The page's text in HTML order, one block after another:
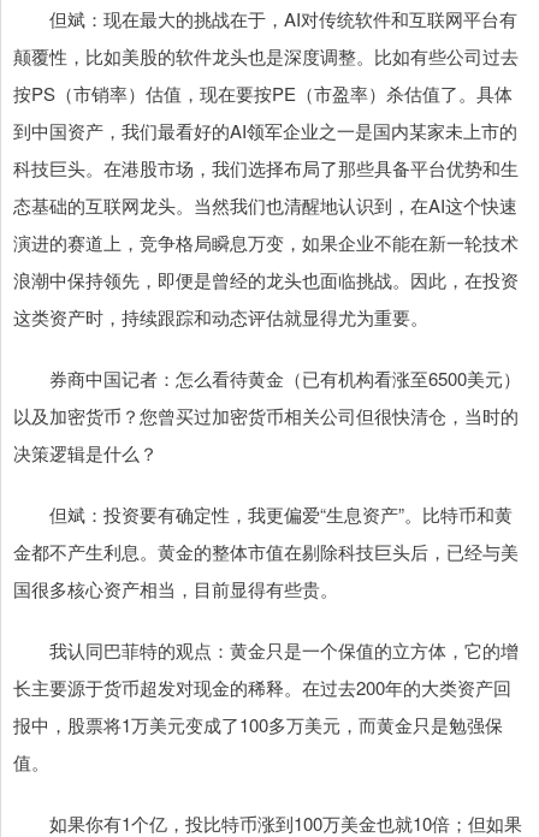
但斌：现在最大的挑战在于，AI对传统软件和互联网平台有
颠覆性，比如美股的软件龙头也是深度调整。比如有些公司过去
按PS（市销率）估值，现在要按PE（市盈率）杀估值了。具体
到中国资产，我们最看好的AI领军企业之一是国内某家未上市的
科技巨头。在港股市场，我们选择布局了那些具备平台优势和生
态基础的互联网龙头。当然我们也清醒地认识到，在AI这个快速
演进的赛道上，竞争格局瞬息万变，如果企业不能在新一轮技术
浪潮中保持领先，即便是曾经的龙头也面临挑战。因此，在投资
这类资产时，持续跟踪和动态评估就显得尤为重要。
券商中国记者：怎么看待黄金（已有机构看涨至6500美元）
以及加密货币？您曾买过加密货币相关公司但很快清仓，当时的
决策逻辑是什么？
但斌：投资要有确定性，我更偏爱“生息资产”。比特币和黄
金都不产生利息。黄金的整体市值在剔除科技巨头后，已经与美
国很多核心资产相当，目前显得有些贵。
我认同巴菲特的观点：黄金只是一个保值的立方体，它的增
长主要源于货币超发对现金的稀释。在过去200年的大类资产回
报中，股票将1万美元变成了100多万美元，而黄金只是勉强保
值。
如果你有1个亿，投比特币涨到100万美金也就10倍；但如果